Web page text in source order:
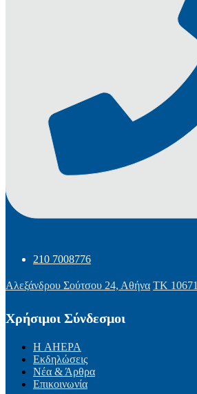
210 7008776
Αλεξάνδρου Σούτσου 24, Αθήνα ΤΚ 10671
Χρήσιμοι Σύνδεσμοι
Η AHEPA
Εκδηλώσεις
Νέα & Άρθρα
Επικοινωνία